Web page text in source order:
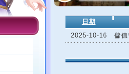
日期
2025-10-16
儲